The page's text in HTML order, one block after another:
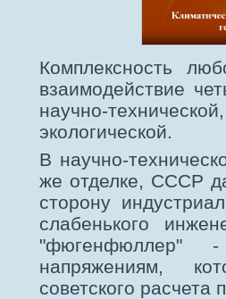
Комплексность
взаимодействие
научно-
экологической.
В научно-
же отделке, СССР
сторону
слабенького
"фюгенфюллер"
напряжениям,
советского